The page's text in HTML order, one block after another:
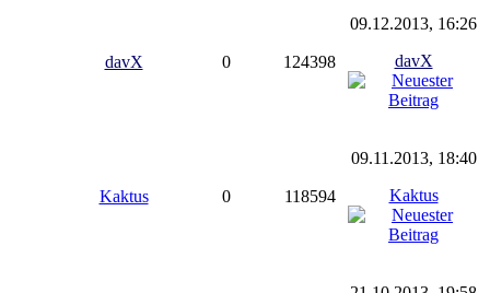
davX 0 124398
09.12.2013, 16:26
davX
Kaktus 0 118594
09.11.2013, 18:40
Kaktus